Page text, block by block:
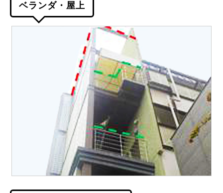
ベランダ・屋上